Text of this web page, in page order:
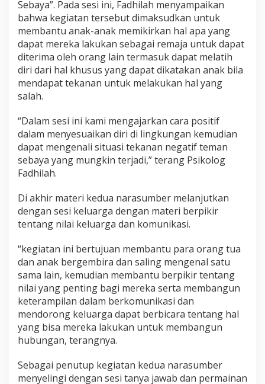
Sebaya”. Pada sesi ini, Fadhilah menyampaikan
bahwa kegiatan tersebut dimaksudkan untuk
membantu anak-anak memikirkan hal apa yang
dapat mereka lakukan sebagai remaja untuk dapat
diterima oleh orang lain termasuk dapat melatih
diri dari hal khusus yang dapat dikatakan anak bila
mendapat tekanan untuk melakukan hal yang
salah.
“Dalam sesi ini kami mengajarkan cara positif
dalam menyesuaikan diri di lingkungan kemudian
dapat mengenali situasi tekanan negatif teman
sebaya yang mungkin terjadi,” terang Psikolog
Fadhilah.
Di akhir materi kedua narasumber melanjutkan
dengan sesi keluarga dengan materi berpikir
tentang nilai keluarga dan komunikasi.
“kegiatan ini bertujuan membantu para orang tua
dan anak bergembira dan saling mengenal satu
sama lain, kemudian membantu berpikir tentang
nilai yang penting bagi mereka serta membangun
keterampilan dalam berkomunikasi dan
mendorong keluarga dapat berbicara tentang hal
yang bisa mereka lakukan untuk membangun
hubungan, terangnya.
Sebagai penutup kegiatan kedua narasumber
menyelingi dengan sesi tanya jawab dan permainan